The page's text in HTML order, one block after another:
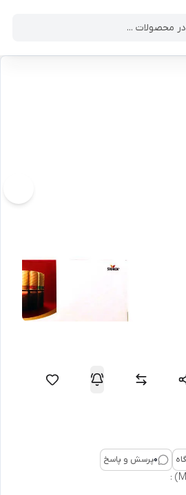
0پرسش و پاسخ